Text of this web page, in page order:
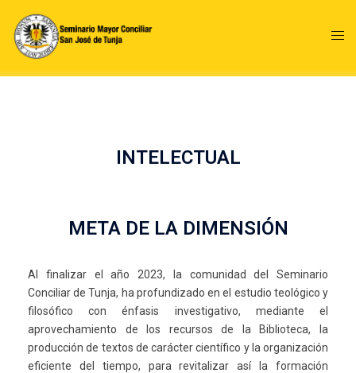
INTELECTUAL
META DE LA DIMENSIÓN
Al finalizar el año 2023, la comunidad del Seminario
Conciliar de Tunja, ha profundizado en el estudio teológico y
filosófico con énfasis investigativo, mediante el
aprovechamiento de los recursos de la Biblioteca, la
producción de textos de carácter científico y la organización
eficiente del tiempo, para revitalizar así la formación